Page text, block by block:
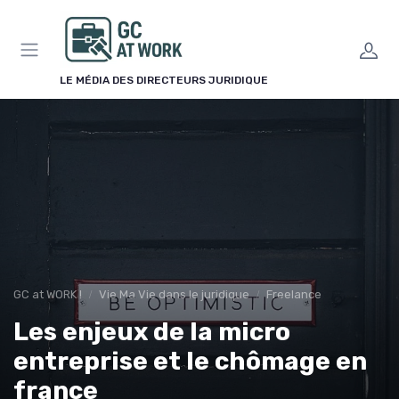
LE MÉDIA DES DIRECTEURS JURIDIQUE
GC at WORK ! Vie Ma Vie dans le juridique Freelance
Les enjeux de la micro
entreprise et le chômage en
france